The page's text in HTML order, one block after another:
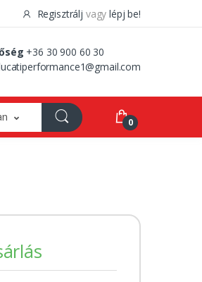
Regisztrálj vagy lépj be!
+36 30 900 60 30
0